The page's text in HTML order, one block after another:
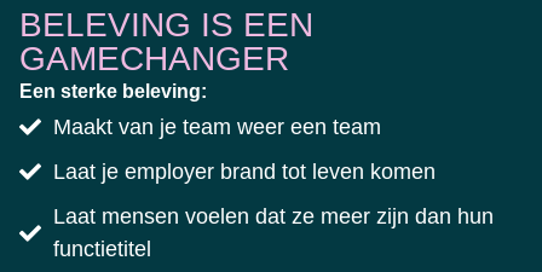
BELEVING IS EEN
GAMECHANGER
Een sterke beleving:
Maakt van je team weer een team
Laat je employer brand tot leven komen
Laat mensen voelen dat ze meer zijn dan hun
functietitel